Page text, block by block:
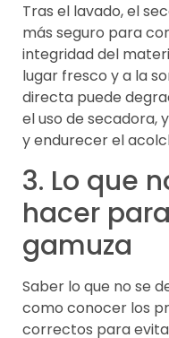
Tras el lavado, el
más seguro para
integridad del
lugar fresco y a la
directa puede
el uso de secadora,
y endurecer el
3. Lo que
hacer
gamuza
Saber lo que no se
como conocer los
correctos para